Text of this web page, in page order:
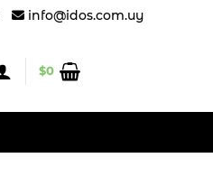
info@idos.com.uy
$0